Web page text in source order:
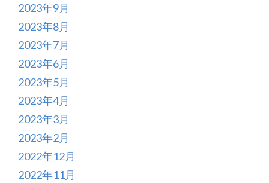
2023年9月
2023年8月
2023年7月
2023年6月
2023年5月
2023年4月
2023年3月
2023年2月
2022年12月
2022年11月